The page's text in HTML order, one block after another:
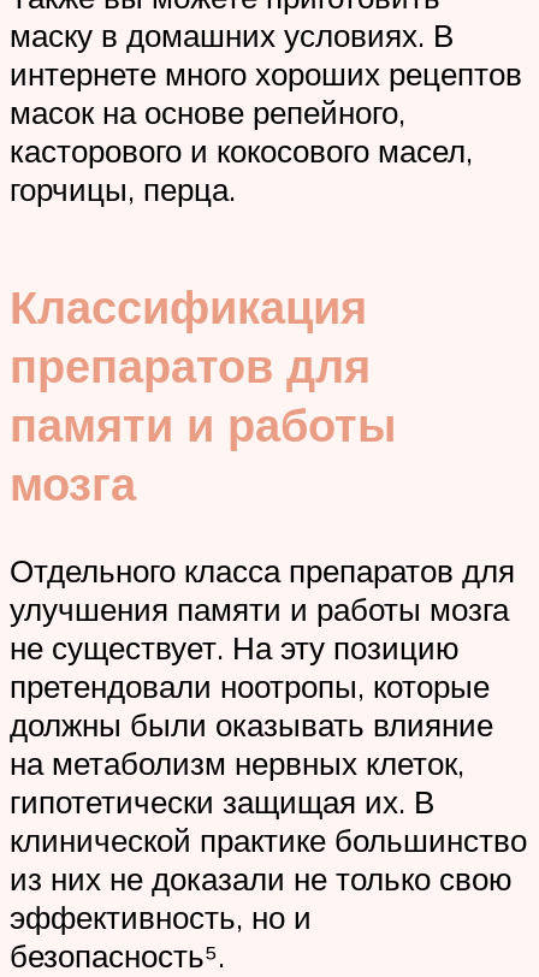
маску в домашних условиях. В
интернете много хороших рецептов
масок на основе репейного,
касторового и кокосового масел,
горчицы, перца.
Классификация
препаратов для
памяти и работы
мозга
Отдельного класса препаратов для
улучшения памяти и работы мозга
не существует. На эту позицию
претендовали ноотропы, которые
должны были оказывать влияние
на метаболизм нервных клеток,
гипотетически защищая их. В
клинической практике большинство
из них не доказали не только свою
эффективность, но и
безопасность⁵.